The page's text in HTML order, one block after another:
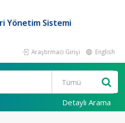
Yönetim Sistemi
Araştırmacı Girişi English
Detaylı Arama